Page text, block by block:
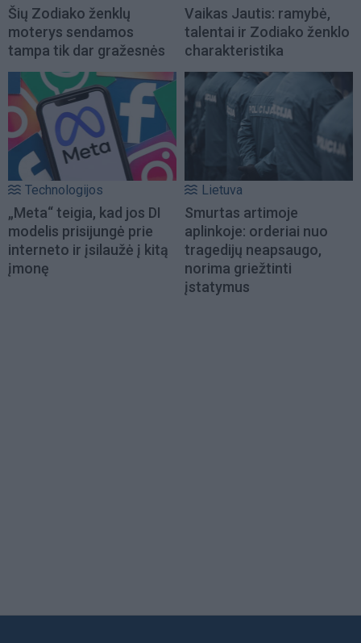
Šių Zodiako ženklų
moterys sendamos
tampa tik dar gražesnės
Vaikas Jautis: ramybė,
talentai ir Zodiako ženklo
charakteristika
Technologijos
„Meta“ teigia, kad jos DI
modelis prisijungė prie
interneto ir įsilaužė į kitą
įmonę
Lietuva
Smurtas artimoje
aplinkoje: orderiai nuo
tragedijų neapsaugo,
norima griežtinti
įstatymus